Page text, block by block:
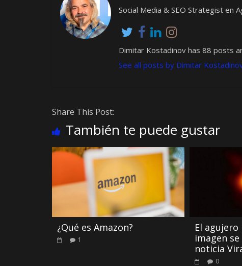
Social Media & SEO Strategist en
Dimitar Kostadinov has 88 posts
See all posts by Dimitar
Share This Post:
También te puede gustar
¿Qué es Amazon?
1
El agujero
imagen
noticia
0